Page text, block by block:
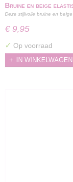
Bruine en beige
cm
Deze stijlvolle bruine en
€ 9,95
✓ Op voorraad
IN WINKELWAGEN